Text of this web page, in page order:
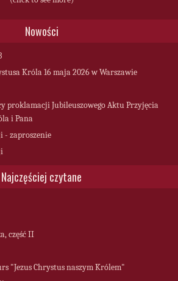
Nowości
Króla 16 maja 2026 w Warszawie
proklamacji Jubileuszowego Aktu Przyjęcia
i Pana
zaproszenie
Najczęściej czytane
część II
"Jezus Chrystus naszym Królem"